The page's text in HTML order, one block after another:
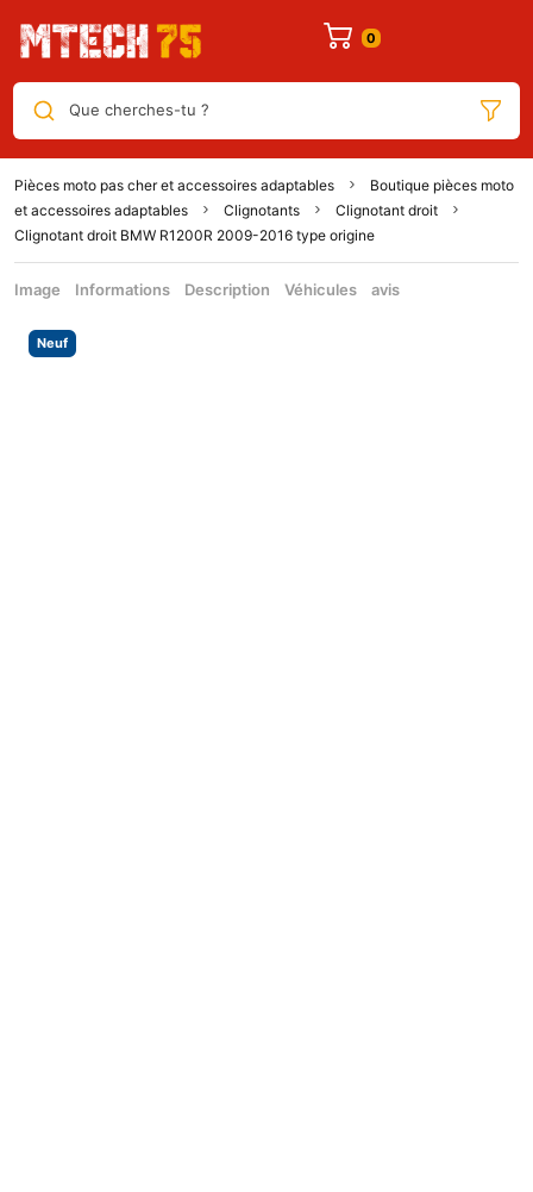
Que cherches-tu ?
Pièces moto pas cher et accessoires adaptables
Boutique pièces moto
et accessoires adaptables
Clignotants
Clignotant droit
Clignotant droit BMW R1200R 2009-2016 type origine
Image Informations Description Véhicules avis
Neuf